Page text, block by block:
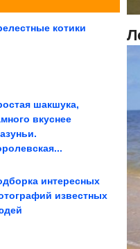
котики
шакшука,
вкуснее
интересных
известных